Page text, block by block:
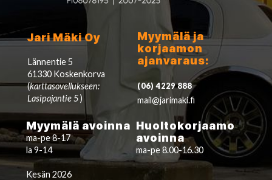
Jari Mäki Oy
Lännentie 5
61330 Koskenkorva
(karttasovellukseen:
Lasipajantie 5)
Myymälä ja
korjaamon
ajanvaraus:
(06) 4229 888
mail@jarimaki.fi
Myymälä avoinna
ma-pe 8-17
la 9-14
Kesän 2026
Huoltokorjaamo
avoinna
ma-pe 8.00-16.30